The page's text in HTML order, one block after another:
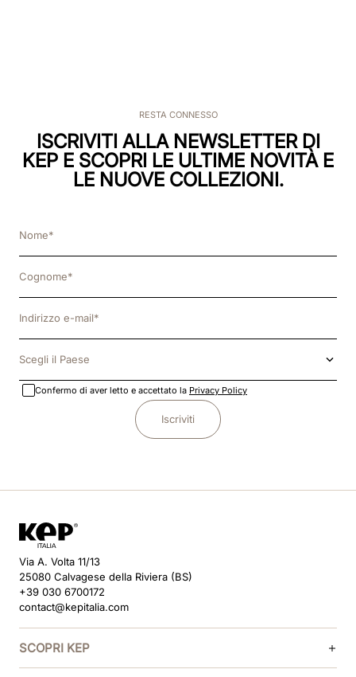
RESTA CONNESSO
ISCRIVITI ALLA NEWSLETTER DI
KEP E SCOPRI LE ULTIME NOVITÀ E
LE NUOVE COLLEZIONI.
Scegli il Paese
Confermo di aver letto e accettato la Privacy Policy
Iscriviti
Via A. Volta 11/13
25080 Calvagese della Riviera (BS)
+39 030 6700172
contact@kepitalia.com
SCOPRI KEP